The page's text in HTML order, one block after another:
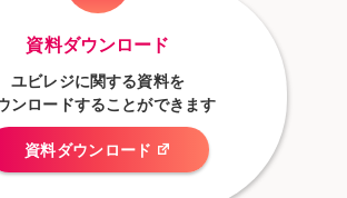
資料ダウンロード
ユビレジに関する資料を
ンロードすることができます
資料ダウンロード